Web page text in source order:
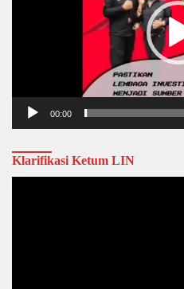
00:00
Klarifikasi Ketum LIN